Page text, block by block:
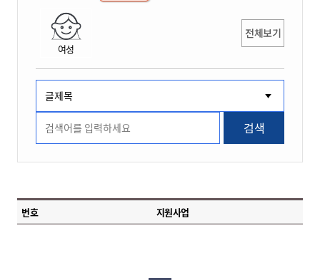
여성
전체보기
검색
번호 지원사업